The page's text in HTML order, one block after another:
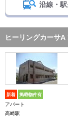
沿線・駅
ヒーリングカーサ
新着 掲載物件有
アパート
高崎駅